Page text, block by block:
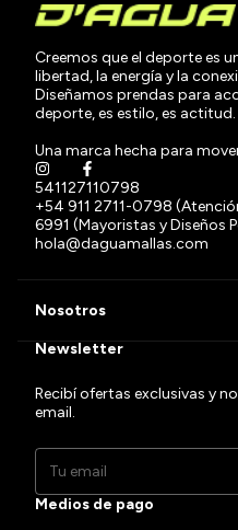
Creemos que el deporte es
libertad, la energía y la
Diseñamos prendas para
deporte, es estilo, es actitud.
Una marca hecha para
541127110798
+54 911 2711-0798
6991 (Mayoristas y Diseños
hola@daguamallas.com
Nosotros
Newsletter
Recibí ofertas exclusivas y
email.
Medios de pago